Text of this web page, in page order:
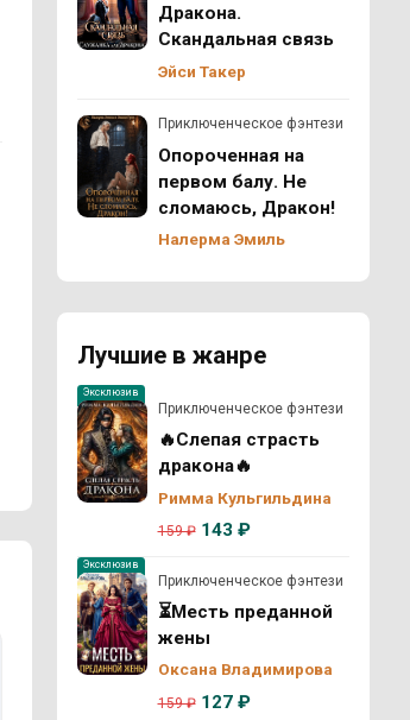
Дракона.
Скандальная связь
Эйси Такер
Приключенческое фэнтези
Опороченная на
первом балу. Не
сломаюсь, Дракон!
Налерма Эмиль
Лучшие в жанре
Эксклюзив
Приключенческое фэнтези
🔥Слепая страсть
дракона🔥
Римма Кульгильдина
159 ₽143 ₽
Эксклюзив
Приключенческое фэнтези
⏳Месть преданной
жены
Оксана Владимирова
159 ₽127 ₽